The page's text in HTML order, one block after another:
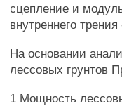
сцепление и
внутреннего трения
На основании
лессовых грунтов
1 Мощность